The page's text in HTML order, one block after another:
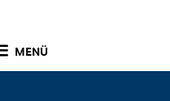
MENÜ